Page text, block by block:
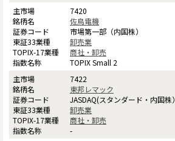
7420
佐鳥電機
市場第一部（内国株）
卸売業
商社・卸売
TOPIX Small 2
7422
東邦レマック
JASDAQ(スタンダード・内国株）
卸売業
商社・卸売
-